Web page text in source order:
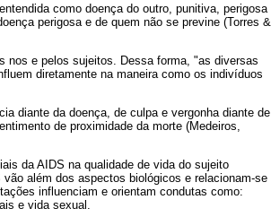
como doença do outro, punitiva, perigosa
perigosa e de quem não se previne (Torres &
nos e pelos sujeitos. Dessa forma, "as diversas
diretamente na maneira como os indivíduos
diante da doença, de culpa e vergonha diante de
de proximidade da morte (Medeiros,
da AIDS na qualidade de vida do sujeito
além dos aspectos biológicos e relacionam-se
influenciam e orientam condutas como:
e vida sexual.